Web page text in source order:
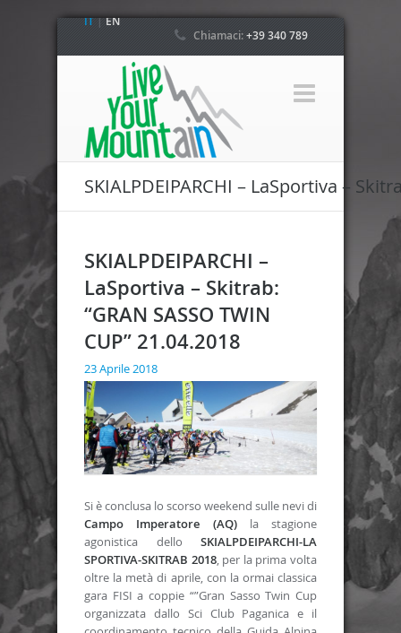
IT|EN
Chiamaci:+39 340 789
SKIALPDEIPARCHI – LaSportiva –
SKIALPDEIPARCHI –
LaSportiva – Skitrab:
“GRAN SASSO TWIN
CUP” 21.04.2018
23 Aprile 2018
Si è conclusa lo scorso weekend sulle nevi di
Campo Imperatore (AQ)la stagione
agonistica dello SKIALPDEIPARCHI-LA
SPORTIVA-SKITRAB 2018, per la prima volta
oltre la metà di aprile, con la ormai classica
gara FISI a coppie “”Gran Sasso Twin Cup
organizzata dallo Sci Club Paganica e il